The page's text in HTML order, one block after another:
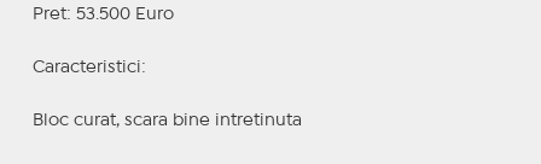
Pret: 53.500 Euro
Caracteristici:
Bloc curat, scara bine intretinuta